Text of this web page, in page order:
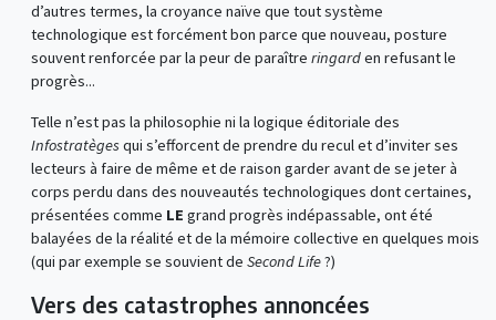
d’autres termes, la croyance naïve que tout système
technologique est forcément bon parce que nouveau, posture
souvent renforcée par la peur de paraître ringarden refusant le
progrès...
Telle n’est pas la philosophie ni la logique éditoriale des
Infostratèges qui s’efforcent de prendre du recul et d’inviter ses
lecteurs à faire de même et de raison garder avant de se jeter à
corps perdu dans des nouveautés technologiques dont certaines,
présentées comme LE grand progrès indépassable, ont été
balayées de la réalité et de la mémoire collective en quelques mois
(qui par exemple se souvient de Second Life?)
Vers des catastrophes annoncées